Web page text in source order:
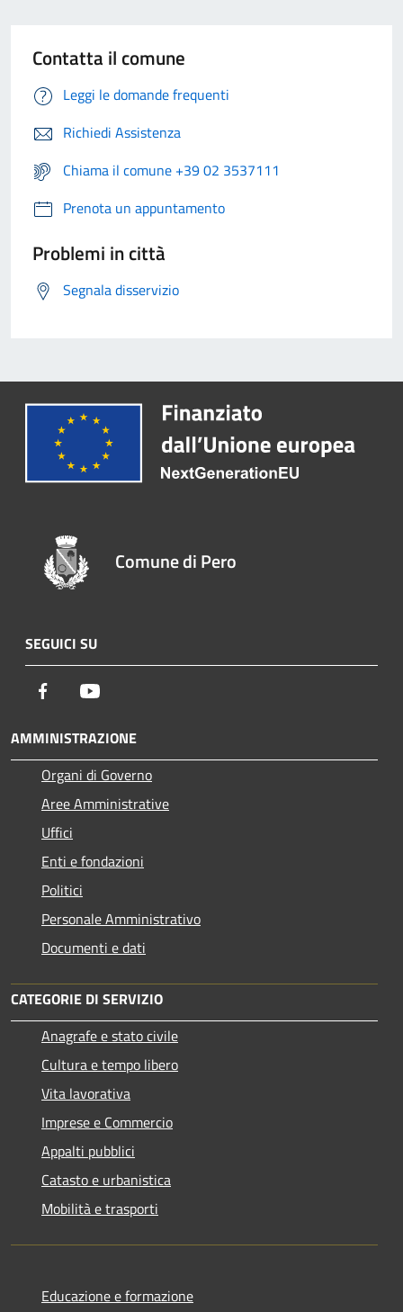
Contatta il comune
Leggi le domande frequenti
Richiedi Assistenza
Chiama il comune +39 02 3537111
Prenota un appuntamento
Problemi in città
Segnala disservizio
Comune di Pero
SEGUICI SU
Facebook
AMMINISTRAZIONE
Organi di Governo
Aree Amministrative
Uffici
Enti e fondazioni
Politici
Personale Amministrativo
Documenti e dati
CATEGORIE DI SERVIZIO
Anagrafe e stato civile
Cultura e tempo libero
Vita lavorativa
Imprese e Commercio
Appalti pubblici
Catasto e urbanistica
Mobilità e trasporti
Educazione e formazione